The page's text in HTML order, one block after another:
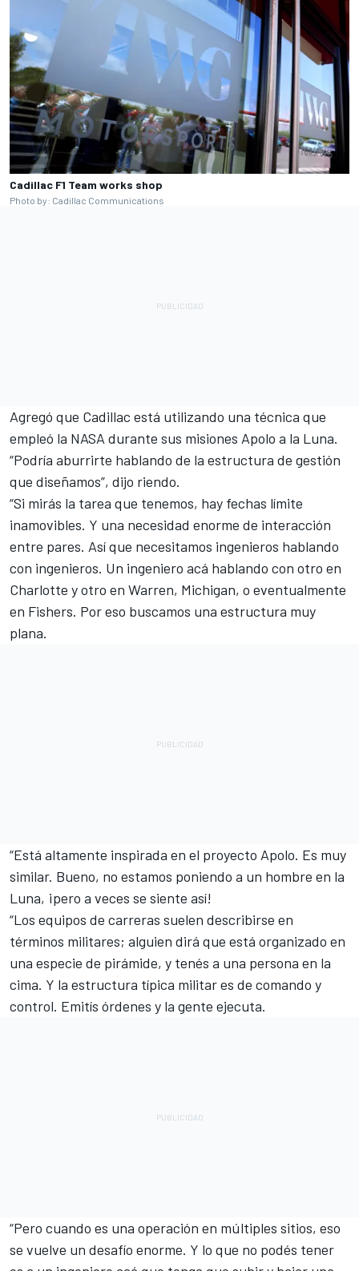
Cadillac F1 Team works shop
Photo by: Cadillac Communications
Agregó que Cadillac está utilizando una técnica que
empleó la NASA durante sus misiones Apolo a la Luna.
“Podría aburrirte hablando de la estructura de gestión
que diseñamos”, dijo riendo.
“Si mirás la tarea que tenemos, hay fechas límite
inamovibles. Y una necesidad enorme de interacción
entre pares. Así que necesitamos ingenieros hablando
con ingenieros. Un ingeniero acá hablando con otro en
Charlotte y otro en Warren, Michigan, o eventualmente
en Fishers. Por eso buscamos una estructura muy
plana.
“Está altamente inspirada en el proyecto Apolo. Es muy
similar. Bueno, no estamos poniendo a un hombre en la
Luna, ¡pero a veces se siente así!
“Los equipos de carreras suelen describirse en
términos militares; alguien dirá que está organizado en
una especie de pirámide, y tenés a una persona en la
cima. Y la estructura típica militar es de comando y
control. Emitís órdenes y la gente ejecuta.
“Pero cuando es una operación en múltiples sitios, eso
se vuelve un desafío enorme. Y lo que no podés tener